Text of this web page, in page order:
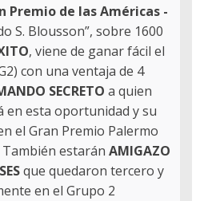
Premio de las Américas -
S. Blousson”, sobre 1600
, viene de ganar fácil el
con una ventaja de 4
SECRETO a quien
esta oportunidad y su
el Gran Premio Palermo
estarán AMIGAZO
que quedaron tercero y
en el Grupo 2